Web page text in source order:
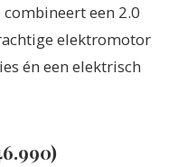
een 2.0
elektromotor
én een elektrisch